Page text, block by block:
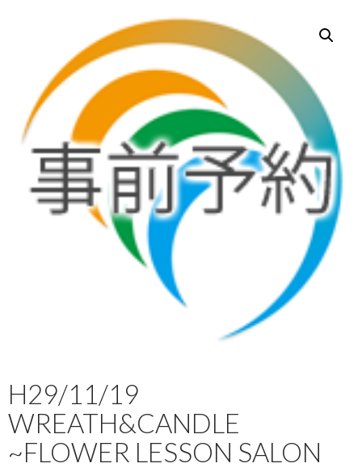
H29/11/19
WREATH&CANDLE
~FLOWER LESSON SALON